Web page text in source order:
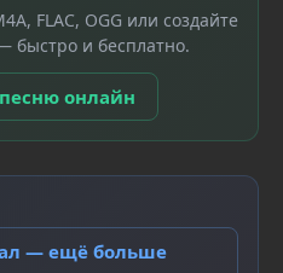
FLAC, OGG или создайте
быстро и бесплатно.
онлайн
— ещё больше